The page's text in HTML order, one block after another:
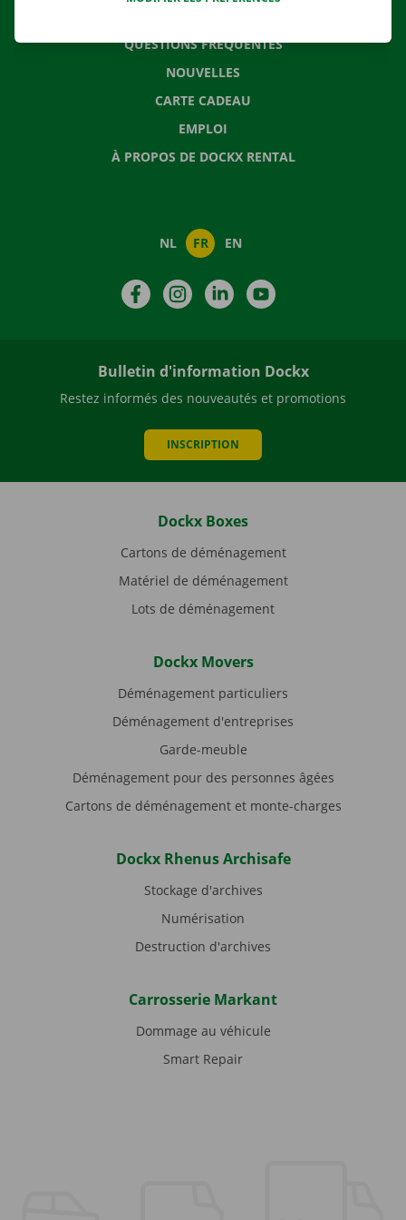
QUESTIONS FRÉQUENTES
NOUVELLES
CARTE CADEAU
EMPLOI
À PROPOS DE DOCKX RENTAL
NL FR EN
FacebookInstagramLinkedIn
Bulletin d'information Dockx
Restez informés des nouveautés et promotions
INSCRIPTION
Dockx Boxes
Cartons de déménagement
Matériel de déménagement
Lots de déménagement
Dockx Movers
Déménagement particuliers
Déménagement d'entreprises
Garde-meuble
Déménagement pour des personnes âgées
Cartons de déménagement et monte-charges
Dockx Rhenus Archisafe
Stockage d'archives
Numérisation
Destruction d'archives
Carrosserie Markant
Dommage au véhicule
Smart Repair